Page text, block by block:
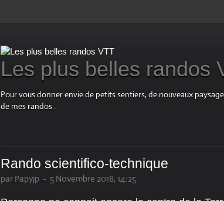
Les plus belles randos
Pour vous donner envie de petits sentiers, de nouveaux
de mes randos .
Rando scientifico-technique
par Papyjp - 5 Novembre 2018, 14:25